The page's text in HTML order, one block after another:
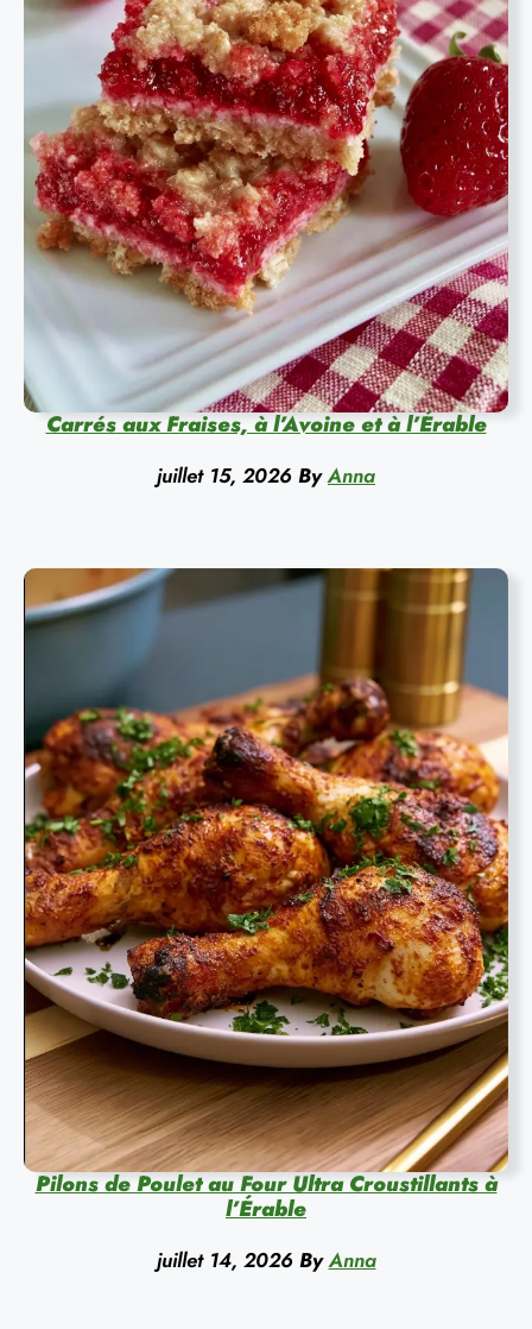
Carrés aux Fraises, à l’Avoine et à l’Érable
juillet 15, 2026 By Anna
Pilons de Poulet au Four Ultra Croustillants à
l’Érable
juillet 14, 2026 By Anna